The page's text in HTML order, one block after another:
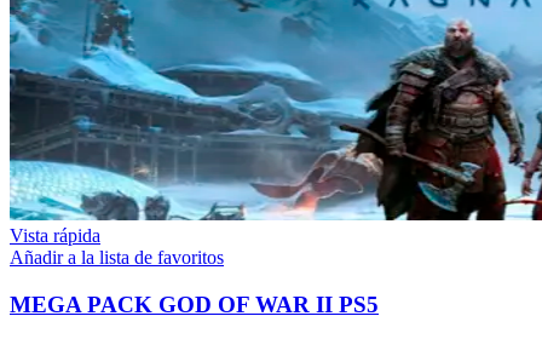
Vista rápida
Añadir a la lista de favoritos
MEGA PACK GOD OF WAR II PS5